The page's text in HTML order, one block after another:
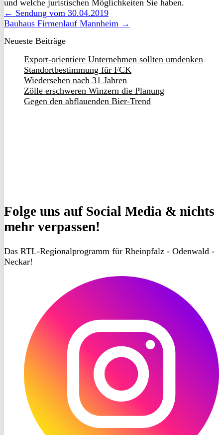
und welche juristischen Möglichkeiten Sie haben.
← Sendung vom 30.04.2019
Bauhaus Firmenlauf Mannheim →
Neueste Beiträge
Export-orientiere Unternehmen sollten umdenken
Standortbestimmung für FCK
Wiedersehen nach 31 Jahren
Zölle erschweren Winzern die Planung
Gegen den abflauenden Bier-Trend
Folge uns auf Social Media & nichts
mehr verpassen!
Das RTL-Regionalprogramm für Rheinpfalz - Odenwald -
Neckar!
Instagram